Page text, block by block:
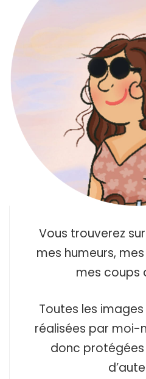
Vous trouverez
mes humeurs,
mes coups
Toutes les
réalisées par moi-
donc